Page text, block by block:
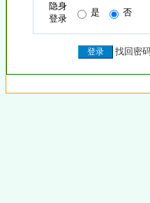
隐身
登录
是 否
找回密